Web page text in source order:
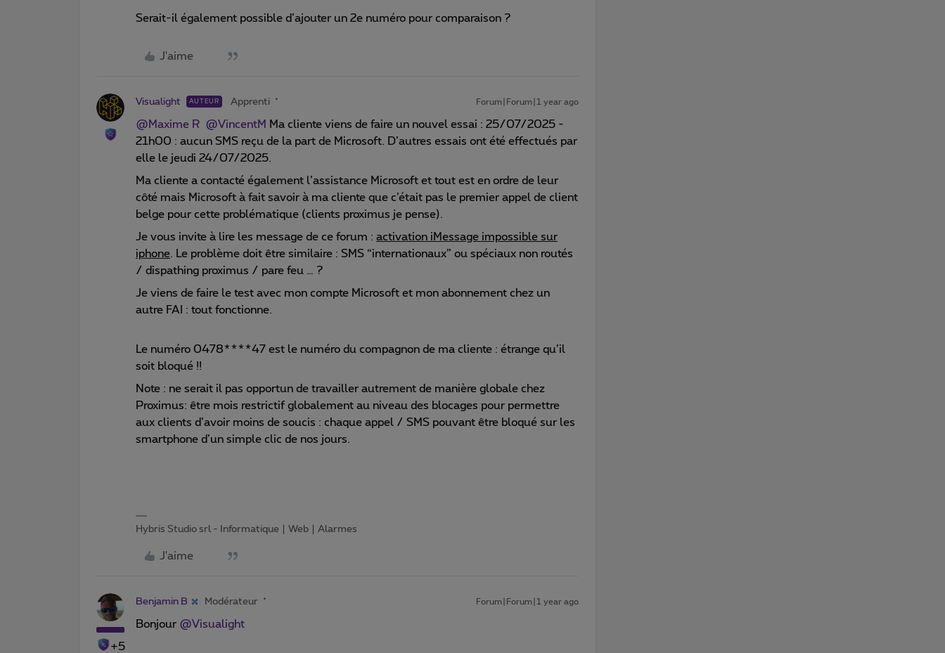
Serait-il également possible d’ajouter un 2e numéro pour comparaison ?
J'aime
Visualight AUTEUR Apprenti Forum|Forum|1 year ago
@Maxime R @VincentM
Ma cliente viens de faire un nouvel essai : 25/07/2025 -
21h00 : aucun SMS reçu de la part de Microsoft. D’autres essais ont été effectués par
elle le jeudi 24/07/2025.
Ma cliente a contacté également l’assistance Microsoft et tout est en ordre de leur
côté mais Microsoft à fait savoir à ma cliente que c’était pas le premier appel de client
belge pour cette problématique (clients proximus je pense).
Je vous invite à lire les message de ce forum : activation iMessage impossible sur
iphone . Le problème doit être similaire : SMS “internationaux” ou spéciaux non routés
/ dispathing proximus / pare feu … ?
Je viens de faire le test avec mon compte Microsoft et mon abonnement chez un
autre FAI : tout fonctionne.
Le numéro 0478****47 est le numéro du compagnon de ma cliente : étrange qu’il
soit bloqué !!
Note : ne serait il pas opportun de travailler autrement de manière globale chez
Proximus: être mois restrictif globalement au niveau des blocages pour permettre
aux clients d’avoir moins de soucis : chaque appel / SMS pouvant être bloqué sur les
smartphone d’un simple clic de nos jours.
Hybris Studio srl - Informatique | Web | Alarmes
J'aime
+5
Benjamin B Modérateur Forum|Forum|1 year ago
Bonjour ​ @Visualight